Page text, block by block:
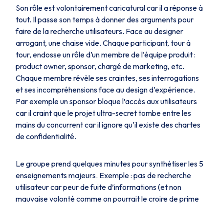
Son rôle est volontairement caricatural car il a réponse à
tout. Il passe son temps à donner des arguments pour
faire de la recherche utilisateurs. Face au designer
arrogant, une chaise vide. Chaque participant, tour à
tour, endosse un rôle d’un membre de l’équipe produit :
product owner, sponsor, chargé de marketing, etc.
Chaque membre révèle ses craintes, ses interrogations
et ses incompréhensions face au design d’expérience.
Par exemple un sponsor bloque l’accès aux utilisateurs
car il craint que le projet ultra-secret tombe entre les
mains du concurrent car il ignore qu’il existe des chartes
de confidentialité.
Le groupe prend quelques minutes pour synthétiser les 5
enseignements majeurs. Exemple : pas de recherche
utilisateur car peur de fuite d’informations (et non
mauvaise volonté comme on pourrait le croire de prime